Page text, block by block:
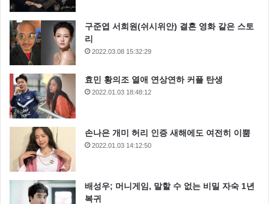
구준엽 서희원(쉬시위안) 결혼 영화 같은 스토
리
2022.03.08 15:32:29
효민 황의조 열애 연상연하 커플 탄생
2022.01.03 18:48:12
손나은 개미 허리 인증 새해에도 여전히 이뿜
2022.01.03 14:12:50
배성우; 머니게임, 말할 수 없는 비밀 자숙 1년
복귀